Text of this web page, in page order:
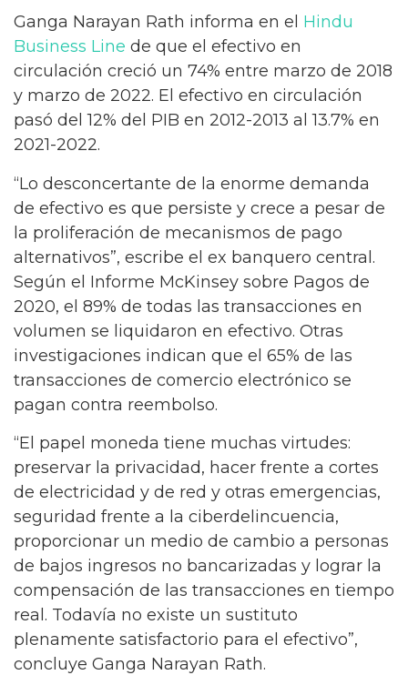
Ganga Narayan Rath informa en el Hindu
Business Line de que el efectivo en
circulación creció un 74% entre marzo de 2018
y marzo de 2022. El efectivo en circulación
pasó del 12% del PIB en 2012-2013 al 13.7% en
2021-2022.
“Lo desconcertante de la enorme demanda
de efectivo es que persiste y crece a pesar de
la proliferación de mecanismos de pago
alternativos”, escribe el ex banquero central.
Según el Informe McKinsey sobre Pagos de
2020, el 89% de todas las transacciones en
volumen se liquidaron en efectivo. Otras
investigaciones indican que el 65% de las
transacciones de comercio electrónico se
pagan contra reembolso.
“El papel moneda tiene muchas virtudes:
preservar la privacidad, hacer frente a cortes
de electricidad y de red y otras emergencias,
seguridad frente a la ciberdelincuencia,
proporcionar un medio de cambio a personas
de bajos ingresos no bancarizadas y lograr la
compensación de las transacciones en tiempo
real. Todavía no existe un sustituto
plenamente satisfactorio para el efectivo”,
concluye Ganga Narayan Rath.